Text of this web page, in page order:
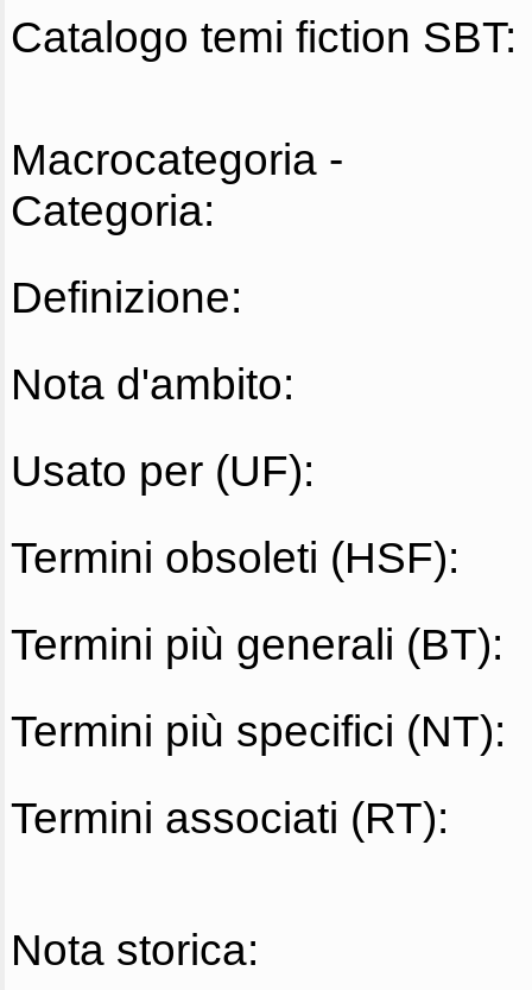
Catalogo temi fiction SBT:
Macrocategoria -
Categoria:
Definizione:
Nota d'ambito:
Usato per (UF):
Termini obsoleti (HSF):
Termini più generali (BT):
Termini più specifici (NT):
Termini associati (RT):
Nota storica: